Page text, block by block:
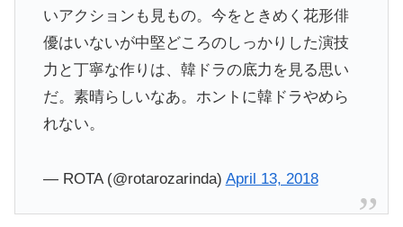
いアクションも見もの。今をときめく花形俳
優はいないが中堅どころのしっかりした演技
力と丁寧な作りは、韓ドラの底力を見る思い
だ。素晴らしいなあ。ホントに韓ドラやめら
れない。
— ROTA (@rotarozarinda) April 13, 2018